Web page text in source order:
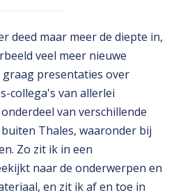
deed maar meer de diepte in,
veel meer nieuwe
graag presentaties over
collega's van allerlei
van verschillende
Thales, waaronder bij
Zo zit ik in een
naar de onderwerpen en
en zit ik af en toe in